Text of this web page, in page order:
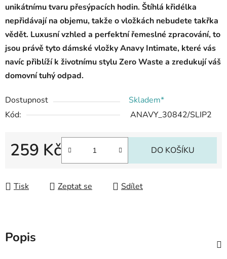
unikátnímu tvaru přesýpacích hodin. Štíhlá křidélka
nepřidávají na objemu, takže o vložkách nebudete takřka
vědět. Luxusní vzhled a perfektní řemeslné zpracování, to
jsou právě tyto dámské vložky Anavy Intimate, které vás
navíc přiblíží k životnímu stylu Zero Waste a zredukují váš
domovní tuhý odpad.
Dostupnost
Skladem*
Kód:
ANAVY_30842/SLIP2
259 Kč DO KOŠÍKU
Tisk Zeptat se Sdílet
Popis